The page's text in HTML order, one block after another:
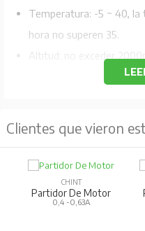
Temperatura: -5 ~ 40,
hora no superen 35.
Altitud: no exceder 2000m
Condiciones
permisible bajo
por ejemplo, RH podría
Grado de lanzamiento:
Nominal del sistema
Clientes que vieron
CHINT
Partidor De Motor
0,4 -0,63A